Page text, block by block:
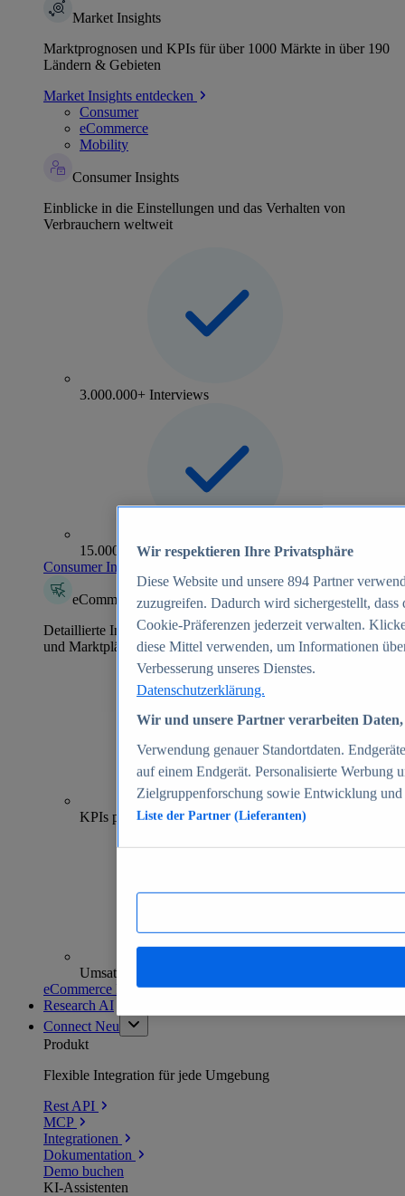
Market Insights
Marktprognosen und KPIs für über 1000 Märkte in über 190
Ländern & Gebieten
Market Insights entdecken
Consumer
eCommerce
Mobility
Consumer Insights
Einblicke in die Einstellungen und das Verhalten von
Verbrauchern weltweit
3.000.000+ Interviews
15.000+ Marken
Consumer Insights entdecken
eCommerce Insights
Detaillierte Informationen zu mehr als 39.000 Online-Shops
und Marktplätzen
70+
KPIs pro Shop
Umsatzanalysen und -prognosen
eCommerce Insights entdecken
Research AI
Connect Neu
Produkt
Flexible Integration für jede Umgebung
Rest API
MCP
Integrationen
Dokumentation
Demo buchen
KI-Assistenten
Wir respektieren Ihre Privatsphäre
Diese Website und unsere 894 Partner
zuzugreifen. Dadurch wird sichergestellt,
Cookie-Präferenzen jederzeit verwalten.
diese Mittel verwenden, um Informationen
Verbesserung unseres Dienstes.
Datenschutzerklärung.
Wir und unsere Partner verarbeiten
Verwendung genauer Standortdaten.
auf einem Endgerät. Personalisierte Werbung
Zielgruppenforschung sowie Entwicklung
Liste der Partner (Lieferanten)